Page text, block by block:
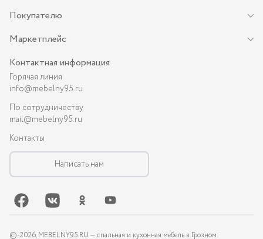
Покупателю
Маркетплейс
Контактная информация
Горячая линия
info@mebelny95.ru
По сотрудничеству
mail@mebelny95.ru
Контакты
Написать нам
©-2026, MEBELNY95.RU — спальная и кухонная мебель в Грозном: